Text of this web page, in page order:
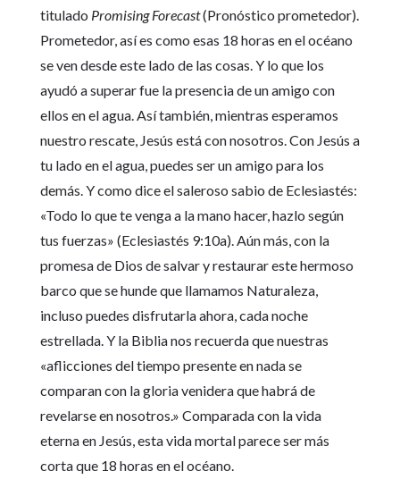
titulado Promising Forecast(Pronóstico prometedor).
Prometedor, así es como esas 18 horas en el océano
se ven desde este lado de las cosas. Y lo que los
ayudó a superar fue la presencia de un amigo con
ellos en el agua. Así también, mientras esperamos
nuestro rescate, Jesús está con nosotros. Con Jesús a
tu lado en el agua, puedes ser un amigo para los
demás. Y como dice el saleroso sabio de Eclesiastés:
«Todo lo que te venga a la mano hacer, hazlo según
tus fuerzas» (Eclesiastés 9:10a). Aún más, con la
promesa de Dios de salvar y restaurar este hermoso
barco que se hunde que llamamos Naturaleza,
incluso puedes disfrutarla ahora, cada noche
estrellada. Y la Biblia nos recuerda que nuestras
«aflicciones del tiempo presente en nada se
comparan con la gloria venidera que habrá de
revelarse en nosotros.» Comparada con la vida
eterna en Jesús, esta vida mortal parece ser más
corta que 18 horas en el océano.